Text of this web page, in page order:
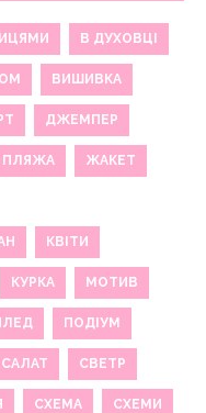
В ДУХОВЦІ
ВИШИВКА
ДЖЕМПЕР
ПЛЯЖА ЖАКЕТ
КВІТИ
КУРКА МОТИВ
ПОДІУМ
САЛАТ СВЕТР
СХЕМА СХЕМИ